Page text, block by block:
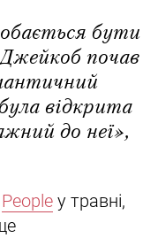
бути
почав
відкрита
до неї»,
People у травні,